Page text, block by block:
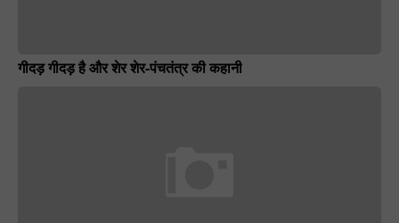
गीदड़ गीदड़ है और शेर शेर-पंचतंत्र की कहानी